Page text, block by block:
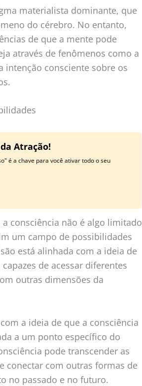
materialista dominante, que
do cérebro. No entanto,
de que a mente pode
através de fenômenos como a
intenção consciente sobre os
Atração!
é a chave para você ativar todo o seu
consciência não é algo limitado
um campo de possibilidades
está alinhada com a ideia de
de acessar diferentes
outras dimensões da
a ideia de que a consciência
a um ponto específico do
pode transcender as
conectar com outras formas de
no passado e no futuro.